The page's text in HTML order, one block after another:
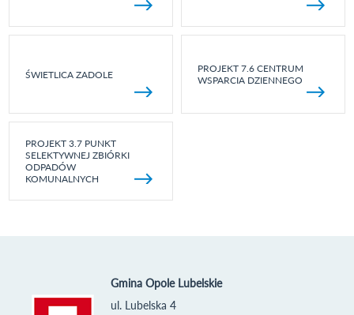
ŚWIETLICA ZADOLE
PROJEKT 7.6 CENTRUM
WSPARCIA DZIENNEGO
PROJEKT 3.7 PUNKT
SELEKTYWNEJ ZBIÓRKI
ODPADÓW
KOMUNALNYCH
Gmina Opole Lubelskie
ul. Lubelska 4